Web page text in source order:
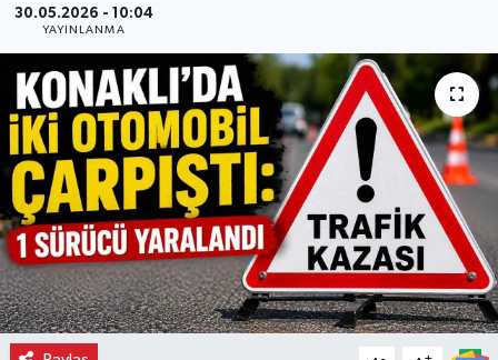
30.05.2026 - 10:04
YAYINLANMA